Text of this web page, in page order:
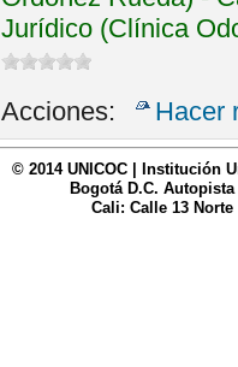
Jurídico (Clínica
Acciones: Hacer
© 2014 UNICOC | Institución
Bogotá D.C. Autopista
Cali: Calle 13 Norte